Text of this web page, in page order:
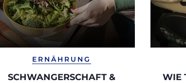
ERNÄHRUNG
SCHWANGERSCHAFT &
WIE